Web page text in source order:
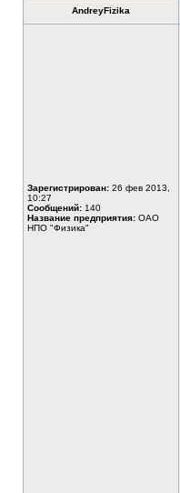
AndreyFizika
Зарегистрирован: 26 фев 2013,
10:27
Сообщений: 140
Название предприятия: ОАО
НПО "Физика"